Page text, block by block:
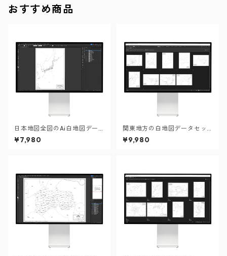
おすすめ商品
日本地図全図のAi白地図デー
タ
¥7,980
関東地方の白地図データセッ
ト：市町村も記載の地図デー
タ（PDF・Aiファイル）
¥9,980